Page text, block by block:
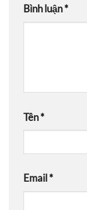
Bình luận*
Tên*
Email*